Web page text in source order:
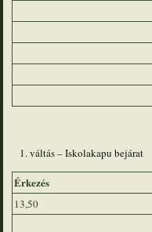
váltás – Iskolakapu bejárat
Érkezés
13,50